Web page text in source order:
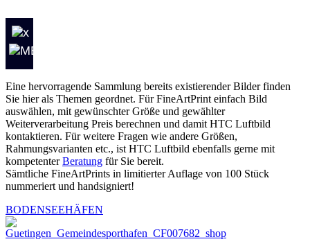
Eine hervorragende Sammlung bereits existierender Bilder finden
Sie hier als Themen geordnet. Für FineArtPrint einfach Bild
auswählen, mit gewünschter Größe und gewählter
Weiterverarbeitung Preis berechnen und damit HTC Luftbild
kontaktieren. Für weitere Fragen wie andere Größen,
Rahmungsvarianten etc., ist HTC Luftbild ebenfalls gerne mit
kompetenterBeratung für Sie bereit.
Sämtliche FineArtPrints in limitierter Auflage von 100 Stück
nummeriert und handsigniert!
BODENSEEHÄFEN